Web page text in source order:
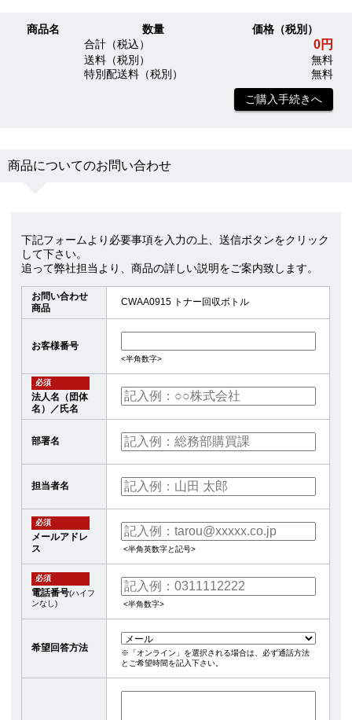
商品名 数量
価格（税別）
合計（税込）
0円
送料（税別）
無料
特別配送料（税別）
無料
ご購入手続きへ
商品についてのお問い合わせ
下記フォームより必要事項を入力の上、送信ボタンをクリック
して下さい。
追って弊社担当より、商品の詳しい説明をご案内致します。
お問い合わせ
商品
CWAA0915 トナー回収ボトル
お客様番号
<半角数字>
必須
法人名（団体
名）／氏名
部署名
担当者名
必須
メールアドレ
ス
<半角英数字と記号>
必須
電話番号(ハイフ
ンなし)
<半角数字>
希望回答方法
※「オンライン」を選択される場合は、必ず通話方法
とご希望時間を記入下さい。